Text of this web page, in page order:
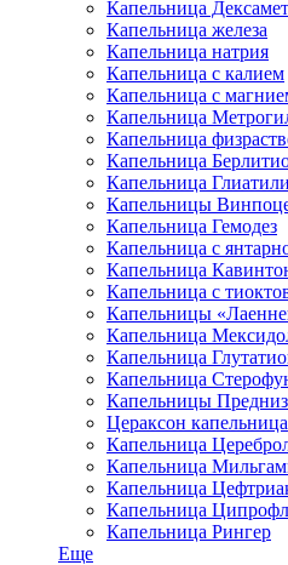
Капельница
Капельница железа
Капельница натрия
Капельница с калием
Капельница с
Капельница
Капельница
Капельница
Капельница
Капельницы
Капельница Гемодез
Капельница с
Капельница
Капельница с
Капельницы
Капельница
Капельница
Капельница
Капельницы
Цераксон капельница
Капельница
Капельница
Капельница
Капельница
Капельница Рингер
Еще